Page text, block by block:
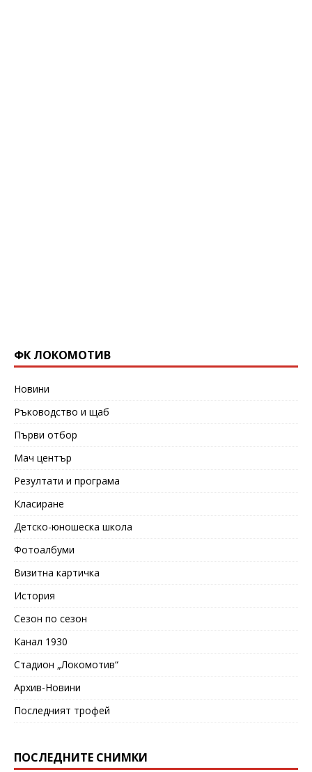
ФК ЛОКОМОТИВ
Новини
Ръководство и щаб
Първи отбор
Мач център
Резултати и програма
Класиране
Детско-юношеска школа
Фотоалбуми
Визитна картичка
История
Сезон по сезон
Канал 1930
Стадион „Локомотив“
Архив-Новини
Последният трофей
ПОСЛЕДНИТЕ СНИМКИ